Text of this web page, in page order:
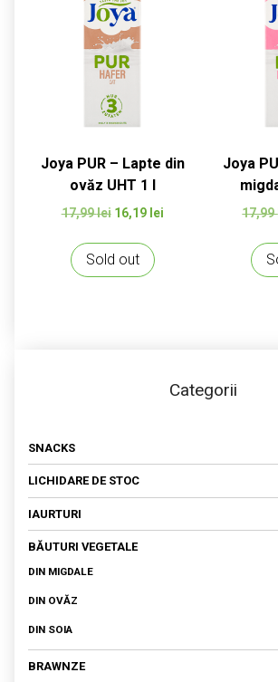
Joya PUR – Lapte din
ovăz UHT 1 l
17,99lei Prețul
a
fost:
16,19 leiPrețul
Sold out
Joya
17,99
Categorii
SNACKS
LICHIDARE DE STOC
IAURTURI
IAURTURI DIN LAPTE DE COCOS
IAURTURI DIN NUCI CAJU
BĂUTURI VEGETALE
DIN MIGDALE
DIN OVĂZ
DIN SOIA
BRAWNZE